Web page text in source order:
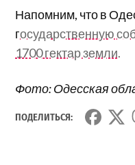
Напомним, что в
государственную
1700 гектар земли.
Фото: Одесская
ПОДЕЛИТЬСЯ: